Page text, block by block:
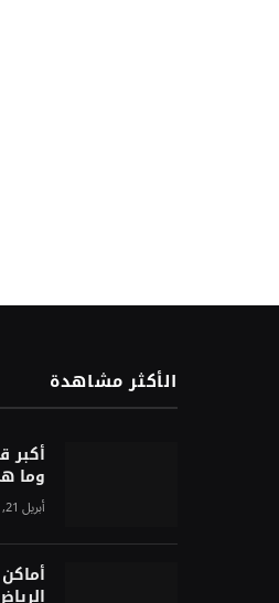
الأكثر مشاهدة
وما
أبريل 21, 2024
الرياض